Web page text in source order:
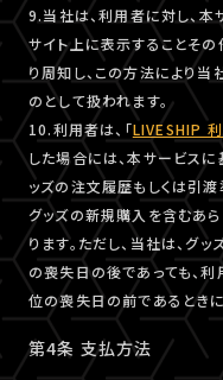
9.当社は、利用者に対し、
サイト上に表示することそ
り周知し、この方法により
のとして扱われます。
10.利用者は、「LIVESHIP
した場合には、本サービス
ッズの注文履歴もしくは引
グッズの新規購入を含むあ
ります。ただし、当社は、グ
の喪失日の後であっても、
位の喪失日の前であるときに
第4条 支払方法